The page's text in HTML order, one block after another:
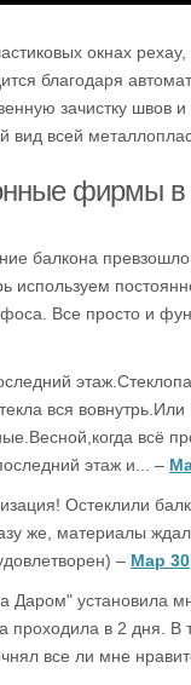
окнах рехау,
благодаря
зачистку швов
всей
фирмы в
балкона
используем
Все просто и
вся
всё
этаж и... –
Остеклили
же, материалы
– Мар 30
Даром" установила
проходила в 2 дня.
все ли мне